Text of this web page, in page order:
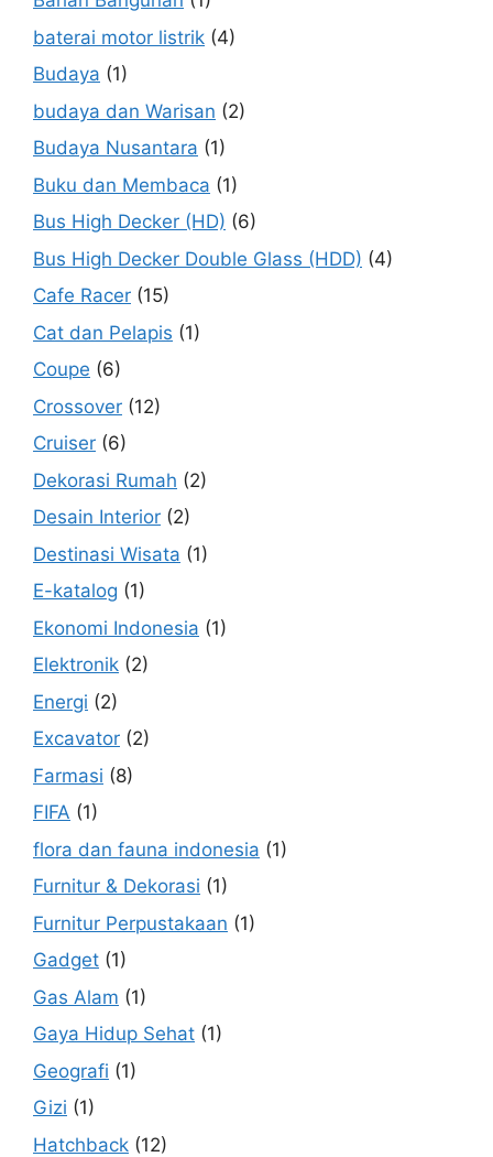
baterai motor listrik (4)
Budaya (1)
budaya dan Warisan (2)
Budaya Nusantara (1)
Buku dan Membaca (1)
Bus High Decker (HD) (6)
Bus High Decker Double Glass (HDD) (4)
Cafe Racer (15)
Cat dan Pelapis (1)
Coupe (6)
Crossover (12)
Cruiser (6)
Dekorasi Rumah (2)
Desain Interior (2)
Destinasi Wisata (1)
E-katalog (1)
Ekonomi Indonesia (1)
Elektronik (2)
Energi (2)
Excavator (2)
Farmasi (8)
FIFA (1)
flora dan fauna indonesia (1)
Furnitur & Dekorasi (1)
Furnitur Perpustakaan (1)
Gadget (1)
Gas Alam (1)
Gaya Hidup Sehat (1)
Geografi (1)
Gizi (1)
Hatchback (12)